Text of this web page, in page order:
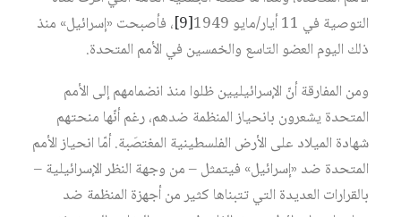
التوصية في 11 أيار/مايو 1949‏
[9]
، فأصبحت «إسرائيل» منذ
ذلك اليوم العضو التاسع والخمسين في الأمم المتحدة.
ومن المفارقة أنّ الإسرائيليين ظلوا منذ انضمامهم إلى الأمم
المتحدة يشعرون بانحياز المنظمة ضدهم، رغم أنّها منحتهم
شهادة الميلاد على الأرض الفلسطينية المغتصَبة. أمّا انحياز الأمم
المتحدة ضد «إسرائيل» فيتمثل – من وجهة النظر الإسرائيلية –
بالقرارات العديدة التي تتبناها كثير من أجهزة المنظمة ضد